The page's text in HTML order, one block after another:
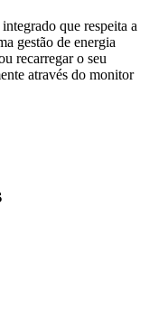
que respeita a
gestão de energia
recarregar o seu
através do monitor